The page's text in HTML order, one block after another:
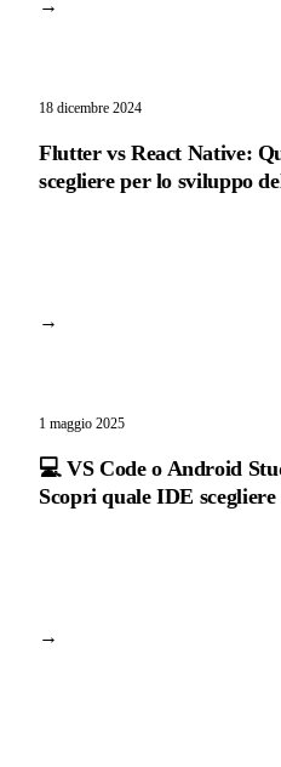
→
18 dicembre 2024
Flutter vs React Native:
scegliere per lo sviluppo
→
1 maggio 2025
💻 VS Code o Android
Scopri quale IDE scegliere
→